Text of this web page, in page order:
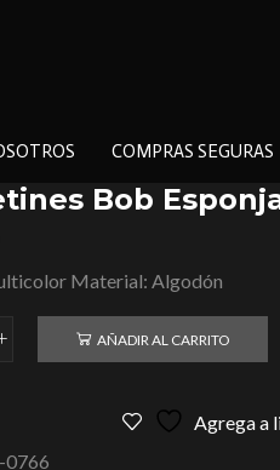
COMPRAS SEGURAS
Bob
Material: Algodón
AÑADIR AL CARRITO
Agrega a
0766